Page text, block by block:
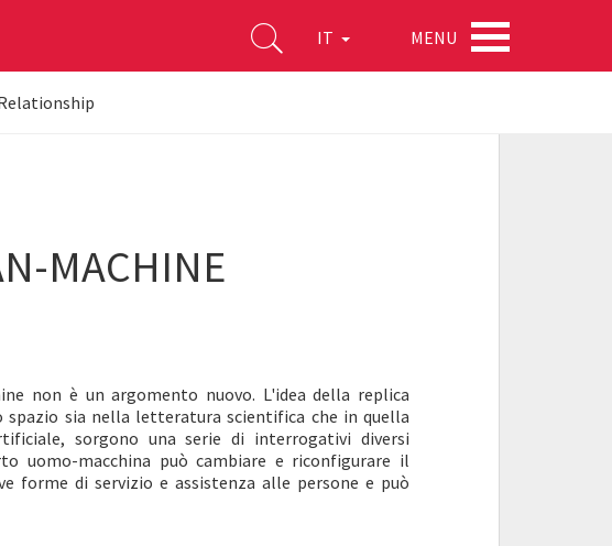
IT MENU
MACHINE
non è un argomento nuovo. L'idea della replica
sia nella letteratura scientifica che in quella
sorgono una serie di interrogativi diversi
uomo-macchina può cambiare e riconfigurare il
forme di servizio e assistenza alle persone e può